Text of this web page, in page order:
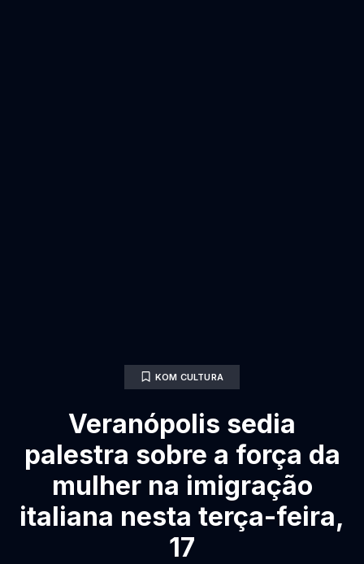
KOM CULTURA
Veranópolis sedia
palestra sobre a força da
mulher na imigração
italiana nesta terça-feira,
17